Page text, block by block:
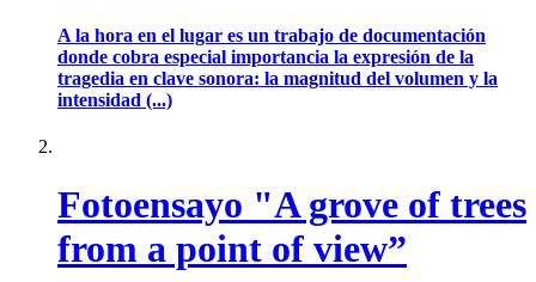
A la hora en el lugar es un trabajo de documentación
donde cobra especial importancia la expresión de la
tragedia en clave sonora: la magnitud del volumen y la
intensidad (...)
Fotoensayo "A grove of trees
from a point of view”